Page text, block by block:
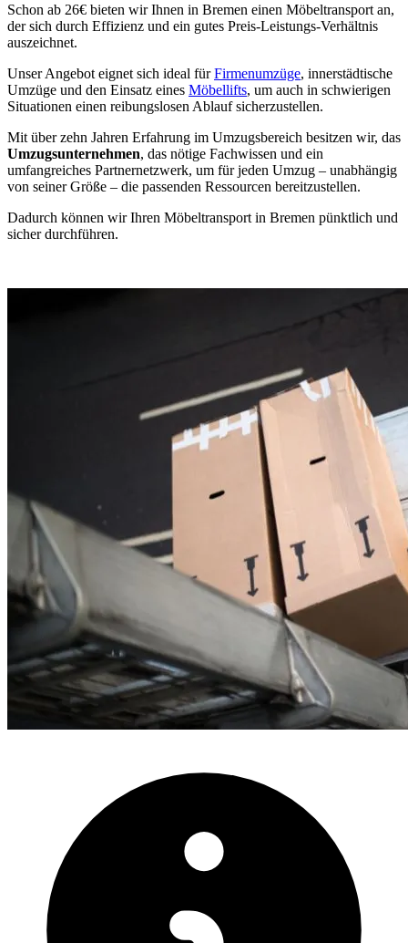
Schon ab 26€ bieten wir Ihnen in Bremen einen Möbeltransport an,
der sich durch Effizienz und ein gutes Preis-Leistungs-Verhältnis
auszeichnet.
Unser Angebot eignet sich ideal fürFirmenumzüge, innerstädtische
Umzüge und den Einsatz eines Möbellifts, um auch in schwierigen
Situationen einen reibungslosen Ablauf sicherzustellen.
Mit über zehn Jahren Erfahrung im Umzugsbereich besitzen wir, das
Umzugsunternehmen, das nötige Fachwissen und ein
umfangreiches Partnernetzwerk, um für jeden Umzug – unabhängig
von seiner Größe – die passenden Ressourcen bereitzustellen.
Dadurch können wir Ihren Möbeltransport in Bremen pünktlich und
sicher durchführen.